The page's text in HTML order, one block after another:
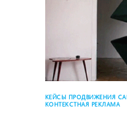
КЕЙСЫ ПРОДВИЖЕНИЯ
КОНТЕКСТНАЯ РЕКЛАМА